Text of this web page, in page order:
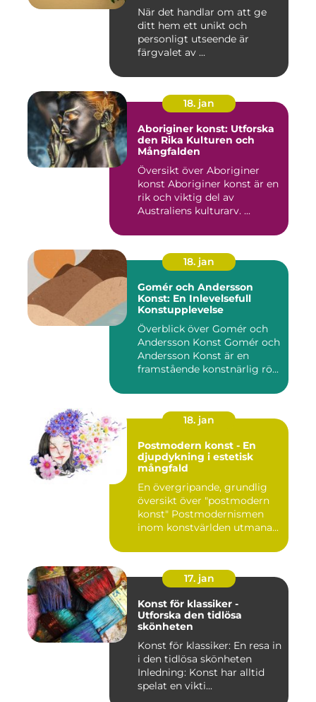
När det handlar om att ge
ditt hem ett unikt och
personligt utseende är
färgvalet av ...
18. jan
Aboriginer konst: Utforska
den Rika Kulturen och
Mångfalden
Översikt över Aboriginer
konst Aboriginer konst är en
rik och viktig del av
Australiens kulturarv. ...
18. jan
Gomér och Andersson
Konst: En Inlevelsefull
Konstupplevelse
Överblick över Gomér och
Andersson Konst Gomér och
Andersson Konst är en
framstående konstnärlig rö...
18. jan
Postmodern konst - En
djupdykning i estetisk
mångfald
En övergripande, grundlig
översikt över "postmodern
konst" Postmodernismen
inom konstvärlden utmana...
17. jan
Konst för klassiker -
Utforska den tidlösa
skönheten
Konst för klassiker: En resa in
i den tidlösa skönheten
Inledning: Konst har alltid
spelat en vikti...